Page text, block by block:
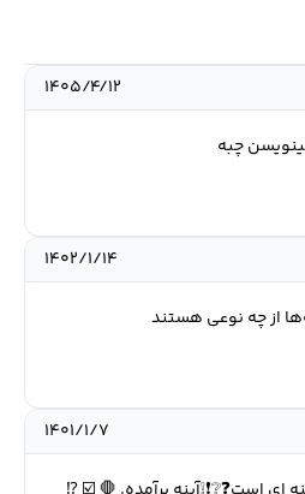
۱۴۰۵/۴/۱۲
چبه
۱۴۰۲/۱/۱۴
از چه نوعی هستند
۱۴۰۱/۱/۷